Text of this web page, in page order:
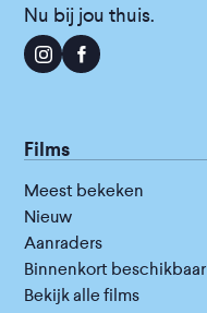
Nu bij jou thuis.
Films
Meest bekeken
Nieuw
Aanraders
Binnenkort beschikbaar
Bekijk alle films